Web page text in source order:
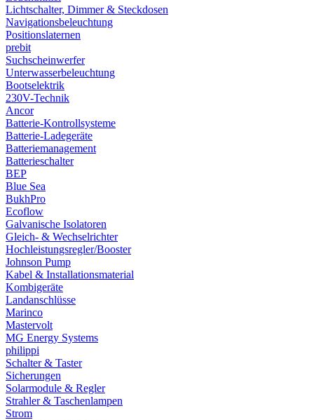
Lichtschalter, Dimmer & Steckdosen
Navigationsbeleuchtung
Positionslaternen
prebit
Suchscheinwerfer
Unterwasserbeleuchtung
Bootselektrik
230V-Technik
Ancor
Batterie-Kontrollsysteme
Batterie-Ladegeräte
Batteriemanagement
Batterieschalter
BEP
Blue Sea
BukhPro
Ecoflow
Galvanische Isolatoren
Gleich- & Wechselrichter
Hochleistungsregler/Booster
Johnson Pump
Kabel & Installationsmaterial
Kombigeräte
Landanschlüsse
Marinco
Mastervolt
MG Energy Systems
philippi
Schalter & Taster
Sicherungen
Solarmodule & Regler
Strahler & Taschenlampen
Strom